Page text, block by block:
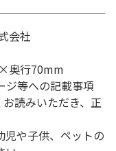
会社
奥行70mm
ジ等への記載事項
読みいただき、正
児や子供、ペットの